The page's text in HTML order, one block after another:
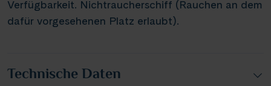
Verfügbarkeit. Nichtraucherschiff (Rauchen an dem
dafür vorgesehenen Platz erlaubt).
Technische Daten